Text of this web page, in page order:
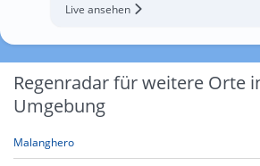
Live ansehen
Regenradar für weitere Orte
Umgebung
Malanghero